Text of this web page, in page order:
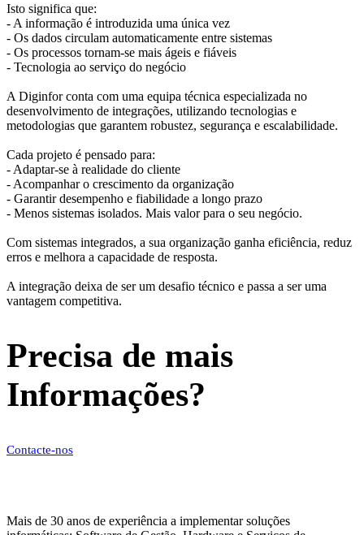
Isto significa que:
- A informação é introduzida uma única vez
- Os dados circulam automaticamente entre sistemas
- Os processos tornam-se mais ágeis e fiáveis
- Tecnologia ao serviço do negócio
A Diginfor conta com uma equipa técnica especializada no
desenvolvimento de integrações, utilizando tecnologias e
metodologias que garantem robustez, segurança e escalabilidade.
Cada projeto é pensado para:
- Adaptar-se à realidade do cliente
- Acompanhar o crescimento da organização
- Garantir desempenho e fiabilidade a longo prazo
- Menos sistemas isolados. Mais valor para o seu negócio.
Com sistemas integrados, a sua organização ganha eficiência, reduz
erros e melhora a capacidade de resposta.
A integração deixa de ser um desafio técnico e passa a ser uma
vantagem competitiva.
Precisa de mais
Informações?
Contacte-nos
Mais de 30 anos de experiência a implementar soluções